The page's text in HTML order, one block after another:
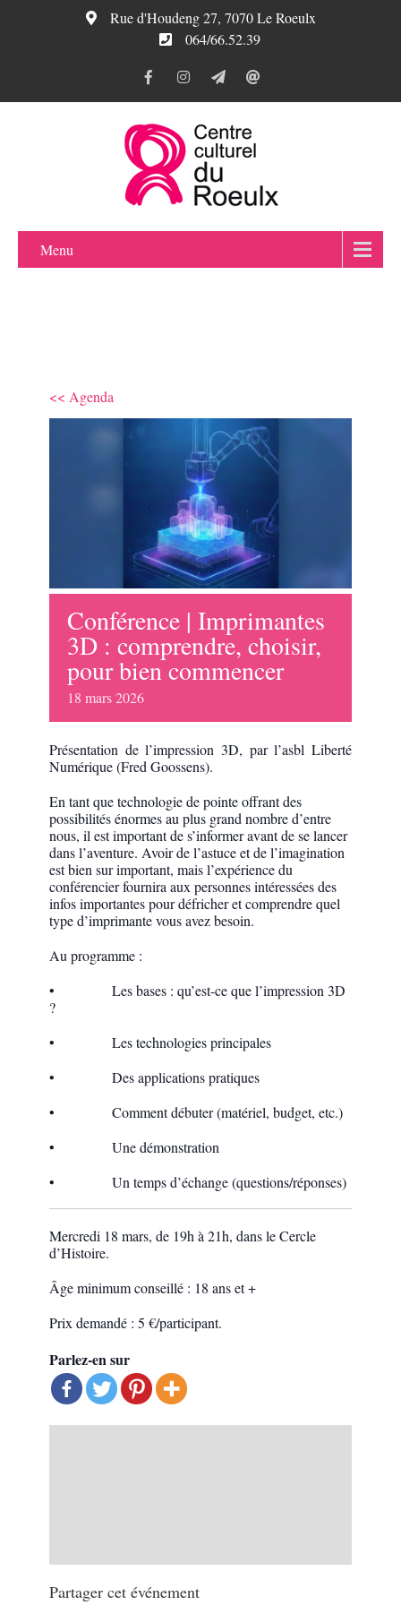
Rue d'Houdeng 27, 7070 Le Roeulx
064/66.52.39
Menu
<< Agenda
Conférence | Imprimantes
3D : comprendre, choisir,
pour bien commencer
18 mars2026
Présentation de l’impression 3D, par l’asbl Liberté
Numérique (Fred Goossens).
En tant que technologie de pointe offrant des
possibilités énormes au plus grand nombre d’entre
nous, il est important de s’informer avant de se lancer
dans l’aventure. Avoir de l’astuce et de l’imagination
est bien sur important, mais l’expérience du
conférencier fournira aux personnes intéressées des
infos importantes pour défricher et comprendre quel
type d’imprimante vous avez besoin.
Au programme :
• Les bases : qu’est-ce que l’impression 3D
?
• Les technologies principales
• Des applications pratiques
• Comment débuter (matériel, budget, etc.)
• Une démonstration
• Un temps d’échange (questions/réponses)
Mercredi 18 mars, de 19h à 21h, dans le Cercle
d’Histoire.
Âge minimum conseillé : 18 ans et +
Prix demandé : 5 €/participant.
Parlez-en sur
Partager cet événement